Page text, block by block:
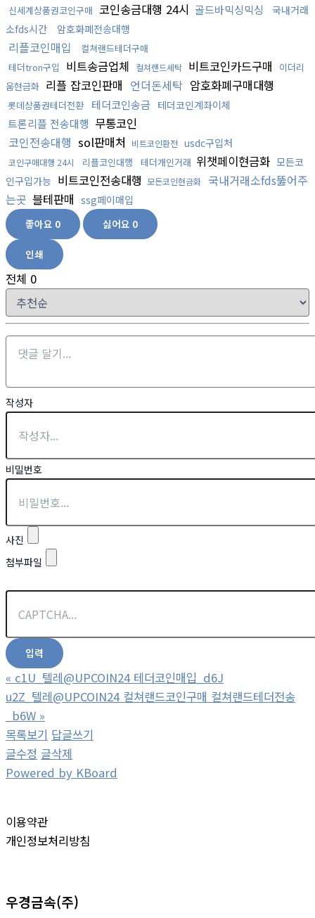
신세계상품권코인구매 코인송금대행 24시 골드바믹싱믹싱
국내거래
소fds시간
암호화폐전송대행
리플코인매입
컬쳐랜드테더구매
테더tron구입
비트송금업체 컬쳐랜드세탁 비트코인카드구매
이더리
움현금화 리플 잡코인판매 언더돈세탁 암호화폐구매대행
롯데상품권테더전환 테더코인송금 테더코인계좌이체
트론리플 전송대행 무통코인
코인전송대행 sol판매처 비트코인환전 usdc구입처
코인구매대행 24시 리플코인대행 테더개인거래 위챗페이현금화 모든코
인구입가능 비트코인전송대행 모든코인현금화
국내거래소fds뚫어주
는곳 블테판매 ssg페이매입
좋아요 0 싫어요 0
인쇄
전체 0
작성자
비밀번호
사진
첨부파일
« c1U_텔레@UPCOIN24 테더코인매입_d6J
u2Z_텔레@UPCOIN24 컬쳐랜드코인구매 컬쳐랜드테더전송
_b6W »
목록보기 답글쓰기
글수정 글삭제
Powered by KBoard
이용약관
개인정보처리방침
우경금속(주)